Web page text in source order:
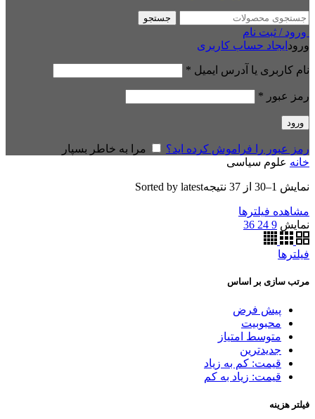
جستجو
ورود / ثبت نام
ورود ایجاد حساب کاربری
نام کاربری یا آدرس ایمیل *
رمز عبور *
ورود
رمز عبور را فراموش کرده اید؟
مرا به خاطر بسپار
خانه علوم سیاسی
نمایش 1–30 از 37 نتیجه Sorted by latest
مشاهده فیلترها
نمایش 9
24
36
فیلترها
مرتب سازی بر اساس
پیش فرض
محبوبیت
متوسط امتیاز
جدیدترین
قیمت: کم به زیاد
قیمت: زیاد به کم
فیلتر هزینه